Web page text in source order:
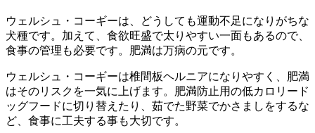
ウェルシュ・コーギーは、どうしても運動不足になりがちな
犬種です。加えて、食欲旺盛で太りやすい一面もあるので、
食事の管理も必要です。肥満は万病の元です。
ウェルシュ・コーギーは椎間板ヘルニアになりやすく
、肥満
はそのリスクを一気に上げます。肥満防止用の低カロリード
ッグフードに切り替えたり、茹でた野菜でかさましをするな
ど、食事に工夫する事も大切です。